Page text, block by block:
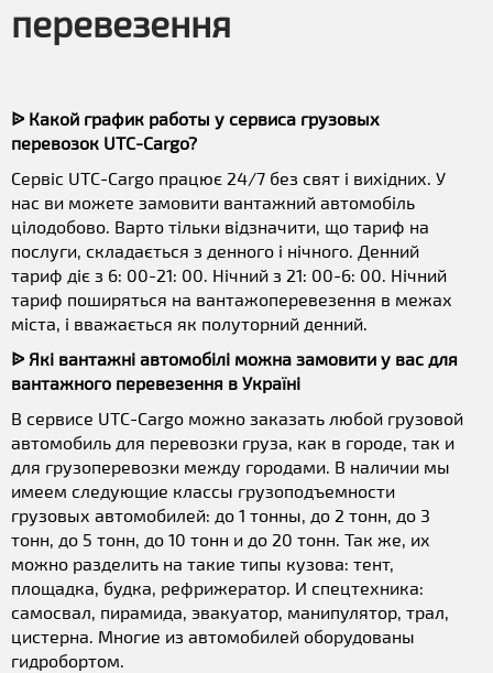
перевезення
ᐉ Какой график работы у сервиса грузовых
перевозок UTC-Cargo?
Сервіс UTC-Cargo працює 24/7 без свят і вихідних. У
нас ви можете замовити вантажний автомобіль
цілодобово. Варто тільки відзначити, що тариф на
послуги, складається з денного і нічного. Денний
тариф діє з 6: 00-21: 00. Нічний з 21: 00-6: 00. Нічний
тариф поширяться на вантажоперевезення в межах
міста, і вважається як полуторний денний.
ᐉ Які вантажні автомобілі можна замовити у вас для
вантажного перевезення в Україні
В сервисе UTC-Cargo можно заказать любой грузовой
автомобиль для перевозки груза, как в городе, так и
для грузоперевозки между городами. В наличии мы
имеем следующие классы грузоподъемности
грузовых автомобилей: до 1 тонны, до 2 тонн, до 3
тонн, до 5 тонн, до 10 тонн и до 20 тонн. Так же, их
можно разделить на такие типы кузова: тент,
площадка, будка, рефрижератор. И спецтехника:
самосвал, пирамида, эвакуатор, манипулятор, трал,
цистерна. Многие из автомобилей оборудованы
гидробортом.